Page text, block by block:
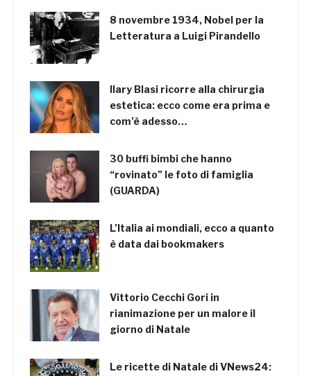
8 novembre 1934, Nobel per la
Letteratura a Luigi Pirandello
Ilary Blasi ricorre alla chirurgia
estetica: ecco come era prima e
com’è adesso…
30 buffi bimbi che hanno
“rovinato” le foto di famiglia
(GUARDA)
L’Italia ai mondiali, ecco a quanto
è data dai bookmakers
Vittorio Cecchi Gori in
rianimazione per un malore il
giorno di Natale
Le ricette di Natale di VNews24: